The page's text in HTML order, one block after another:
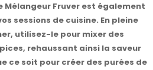
Mélangeur Fruver est également
sessions de cuisine. En pleine
utilisez-le pour mixer des
rehaussant ainsi la saveur
ce soit pour créer des purées de